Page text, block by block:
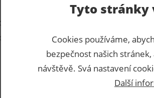
a má široké využití. Jutovou metráž
a sušených květin nebo jako ozdobu
Tyto stránky
Cookies používáme,
bezpečnost našich
návštěvě. Svá nastavení
Další